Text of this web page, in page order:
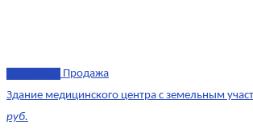
Продажа
Здание медицинского центра с земельным
руб.